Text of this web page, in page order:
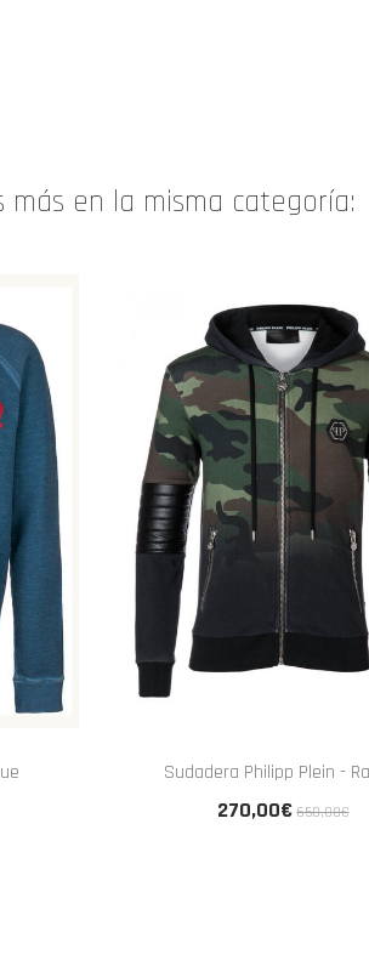
más en la misma categoría:
Sudadera Philipp Plein -
270,00€ 650,00€